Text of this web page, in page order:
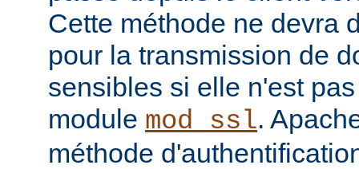
Cette méthode ne devra
pour la transmission de
sensibles si elle n'est
module mod_ssl.
méthode